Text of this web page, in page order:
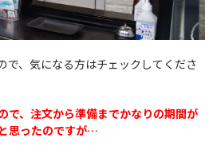
で、気になる方はチェックしてくださ
で、注文から準備までかなりの期間が
思ったのですが…